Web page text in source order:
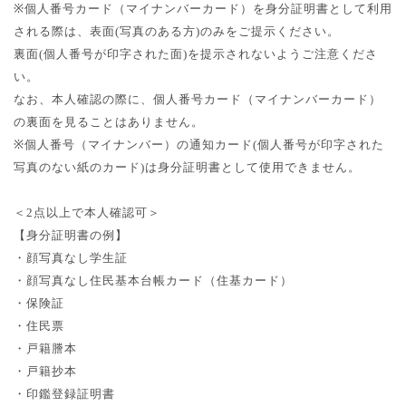
※個人番号カード（マイナンバーカード）を身分証明書として利用
される際は、表面(写真のある方)のみをご提示ください。
裏面(個人番号が印字された面)を提示されないようご注意くださ
い。
なお、本人確認の際に、個人番号カード（マイナンバーカード）
の裏面を見ることはありません。
※個人番号（マイナンバー）の通知カード(個人番号が印字された
写真のない紙のカード)は身分証明書として使用できません。
＜ 2 点以上で本人確認可＞
【身分証明書の例】
・顔写真なし学生証
・顔写真なし住民基本台帳カード（住基カード）
・保険証
・住民票
・戸籍謄本
・戸籍抄本
・印鑑登録証明書